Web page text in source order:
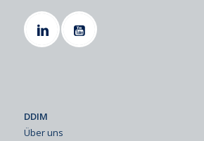
DDIM
Über uns